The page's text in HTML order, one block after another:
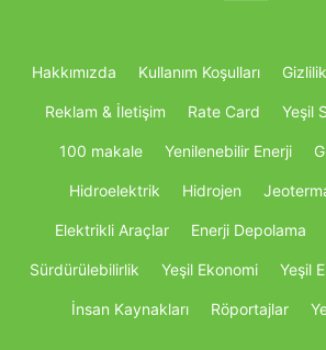
Hakkımızda Kullanım Koşulları
Reklam & İletişim Rate Card Yeşil
100 makale Yenilenebilir Enerji
Hidroelektrik Hidrojen
Elektrikli Araçlar Enerji Depolama
Sürdürülebilirlik Yeşil Ekonomi Yeşil
İnsan Kaynakları Röportajlar